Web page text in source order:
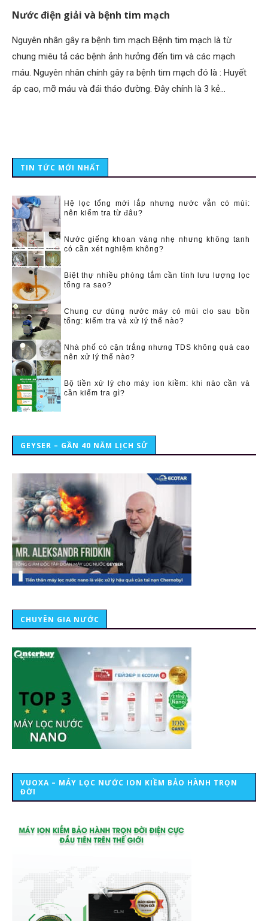
Nước điện giải và bệnh tim mạch
Nguyên nhân gây ra bệnh tim mạch Bệnh tim mạch là từ
chung miêu tả các bệnh ảnh hưởng đến tim và các mạch
máu. Nguyên nhân chính gây ra bệnh tim mạch đó là : Huyết
áp cao, mỡ máu và đái tháo đường. Đây chính là 3 kẻ…
TIN TỨC MỚI NHẤT
Hệ lọc tổng mới lắp nhưng nước vẫn có mùi:
nên kiểm tra từ đâu?
Nước giếng khoan vàng nhẹ nhưng không tanh
có cần xét nghiệm không?
Biệt thự nhiều phòng tắm cần tính lưu lượng lọc
tổng ra sao?
Chung cư dùng nước máy có mùi clo sau bồn
tổng: kiểm tra và xử lý thế nào?
Nhà phố có cặn trắng nhưng TDS không quá cao
nên xử lý thế nào?
Bộ tiền xử lý cho máy ion kiềm: khi nào cần và
cần kiểm tra gì?
GEYSER – GẦN 40 NĂM LỊCH SỬ
CHUYÊN GIA NƯỚC
VUOXA – MÁY LỌC NƯỚC ION KIỀM BẢO HÀNH TRỌN
ĐỜI